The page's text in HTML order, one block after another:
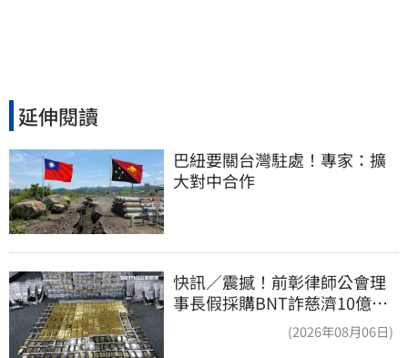
延伸閱讀
巴紐要關台灣駐處！專家：擴
大對中合作
快訊／震撼！前彰律師公會理
事長假採購BNT詐慈濟10億、
洗錢囤232kg黃金(2026年08月06日)